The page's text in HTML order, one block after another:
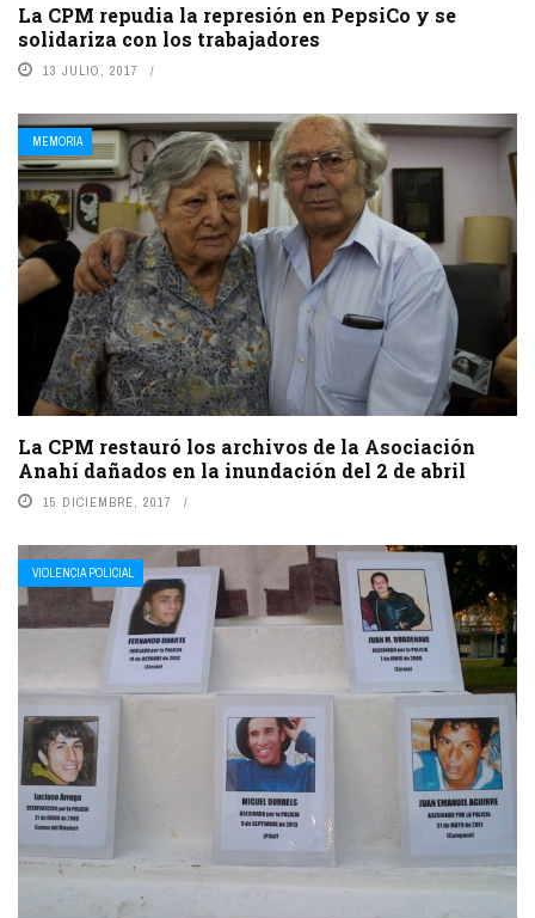
La CPM repudia la represión en PepsiCo y se
solidariza con los trabajadores
13 JULIO, 2017
MEMORIA
La CPM restauró los archivos de la Asociación
Anahí dañados en la inundación del 2 de abril
15 DICIEMBRE, 2017
VIOLENCIA POLICIAL